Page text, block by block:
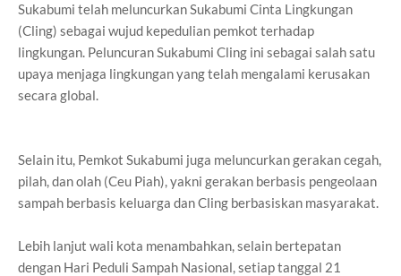
Sukabumi telah meluncurkan Sukabumi Cinta Lingkungan
(Cling) sebagai wujud kepedulian pemkot terhadap
lingkungan. Peluncuran Sukabumi Cling ini sebagai salah satu
upaya menjaga lingkungan yang telah mengalami kerusakan
secara global.
Selain itu, Pemkot Sukabumi juga meluncurkan gerakan cegah,
pilah, dan olah (Ceu Piah), yakni gerakan berbasis pengeolaan
sampah berbasis keluarga dan Cling berbasiskan masyarakat.
Lebih lanjut wali kota menambahkan, selain bertepatan
dengan Hari Peduli Sampah Nasional, setiap tanggal 21